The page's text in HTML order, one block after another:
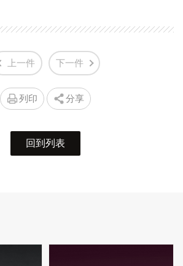
上一件 下一件
列印 分享
回到列表